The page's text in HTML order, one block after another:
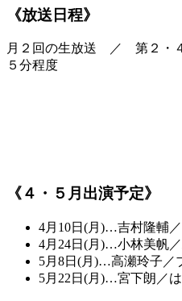
《放送日程》
月２回の生放送 ／ 第２
５分程度
《４・５月出演予定》
4月10日(月)…吉村隆輔
4月24日(月)…小林美帆
5月8日(月)…高瀬玲子／
5月22日(月)…宮下朗／